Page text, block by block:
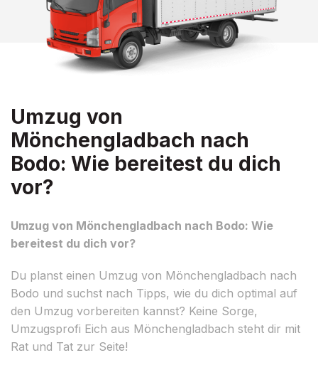
Umzug von
Mönchengladbach nach
Bodo: Wie bereitest du dich
vor?
Umzug von Mönchengladbach nach Bodo: Wie
bereitest du dich vor?
Du planst einen Umzug von Mönchengladbach nach
Bodo und suchst nach Tipps, wie du dich optimal auf
den Umzug vorbereiten kannst? Keine Sorge,
Umzugsprofi Eich aus Mönchengladbach steht dir mit
Rat und Tat zur Seite!